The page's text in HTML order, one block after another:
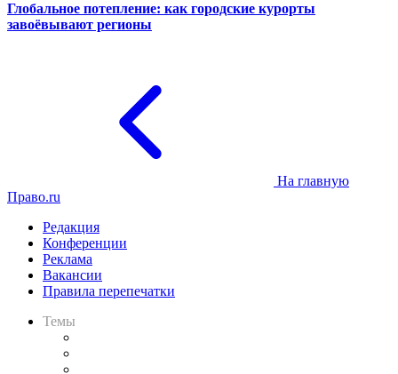
Глобальное потепление: как городские курорты
завоёвывают регионы
На главную
Право.ru
Редакция
Конференции
Реклама
Вакансии
Правила перепечатки
Темы